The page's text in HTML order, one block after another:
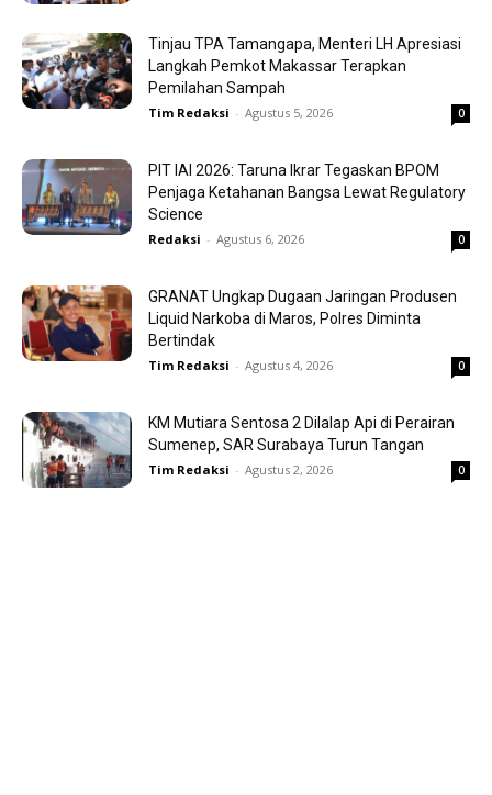
Tinjau TPA Tamangapa, Menteri LH Apresiasi
Langkah Pemkot Makassar Terapkan
Pemilahan Sampah
Tim Redaksi - Agustus 5, 2026 0
PIT IAI 2026: Taruna Ikrar Tegaskan BPOM
Penjaga Ketahanan Bangsa Lewat Regulatory
Science
Redaksi - Agustus 6, 2026 0
GRANAT Ungkap Dugaan Jaringan Produsen
Liquid Narkoba di Maros, Polres Diminta
Bertindak
Tim Redaksi - Agustus 4, 2026 0
KM Mutiara Sentosa 2 Dilalap Api di Perairan
Sumenep, SAR Surabaya Turun Tangan
Tim Redaksi - Agustus 2, 2026 0